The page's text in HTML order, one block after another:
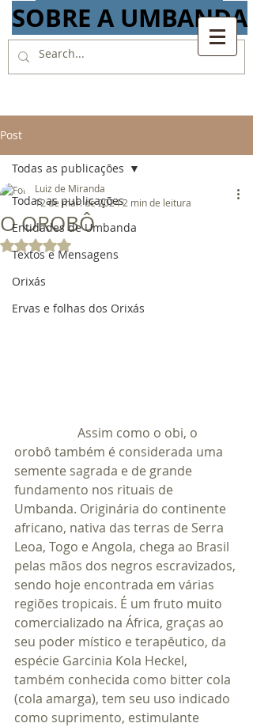
SOBRE A UMBANDA
Post
Todas as publicações
Entidades de Umbanda
Textos e Mensagens
Orixás
Ervas e folhas dos Orixás
Todas as publicações
O OROBÔ
Luiz de Miranda
12 de mar. de 20242 min de leitura
Avaliado com NaN de 5 estrelas.
orobô também é considerada uma
semente sagrada e de grande
fundamento nos rituais de
Umbanda. Originária do continente
africano, nativa das terras de Serra
Leoa, Togo e Angola, chega ao Brasil
pelas mãos dos negros escravizados,
sendo hoje encontrada em várias
regiões tropicais. É um fruto muito
comercializado na África, graças ao
seu poder místico e terapêutico, da
espécie Garcinia Kola Heckel,
também conhecida como bitter cola
(cola amarga), tem seu uso indicado
como suprimento, estimulante